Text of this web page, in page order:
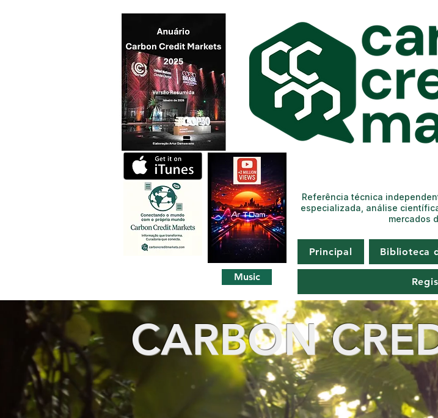
Principal Biblioteca
Referência técnica
especializada, análise
mercados
Music
CARBON